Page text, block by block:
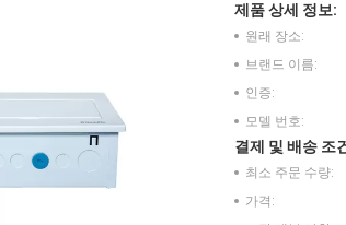
제품 상세 정보:
원래 장소:
브랜드 이름:
인증:
모델 번호:
결제 및 배송 조
최소 주문 수량:
가격: